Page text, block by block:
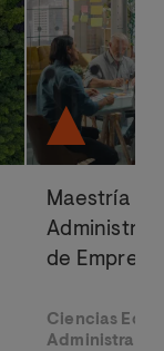
Maestría
de
Ciencias